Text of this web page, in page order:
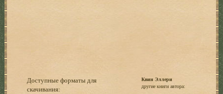
Доступные форматы для
скачивания:
Квин Эллери
другие книги автора: